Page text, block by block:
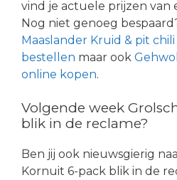
vind je actuele prijzen van
Nog niet genoeg
Maaslander Kruid & pit
bestellen maar ook
online kopen.
Volgende week
blik in de reclame?
Ben jij ook nieuwsgierig
Kornuit 6-pack blik in de